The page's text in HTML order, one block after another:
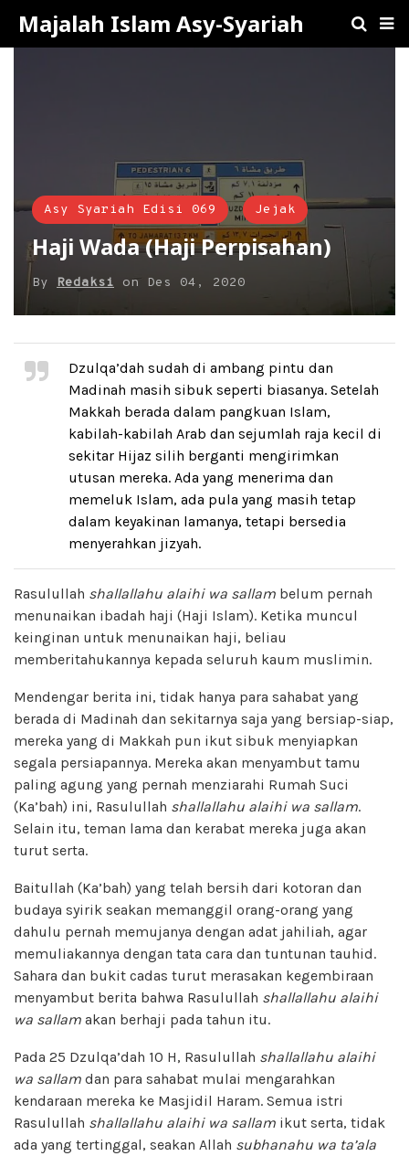
Majalah Islam Asy-Syariah
Asy Syariah Edisi 069 Jejak
Haji Wada (Haji Perpisahan)
By Redaksi on Des 04, 2020
Dzulqa’dah sudah di ambang pintu dan
Madinah masih sibuk seperti biasanya. Setelah
Makkah berada dalam pangkuan Islam,
kabilah-kabilah Arab dan sejumlah raja kecil di
sekitar Hijaz silih berganti mengirimkan
utusan mereka. Ada yang menerima dan
memeluk Islam, ada pula yang masih tetap
dalam keyakinan lamanya, tetapi bersedia
menyerahkan jizyah.
Rasulullah shallallahu alaihi wa sallam belum pernah
menunaikan ibadah haji (Haji Islam). Ketika muncul
keinginan untuk menunaikan haji, beliau
memberitahukannya kepada seluruh kaum muslimin.
Mendengar berita ini, tidak hanya para sahabat yang
berada di Madinah dan sekitarnya saja yang bersiap-siap,
mereka yang di Makkah pun ikut sibuk menyiapkan
segala persiapannya. Mereka akan menyambut tamu
paling agung yang pernah menziarahi Rumah Suci
(Ka’bah) ini, Rasulullah shallallahu alaihi wa sallam.
Selain itu, teman lama dan kerabat mereka juga akan
turut serta.
Baitullah (Ka’bah) yang telah bersih dari kotoran dan
budaya syirik seakan memanggil orang-orang yang
dahulu pernah memujanya dengan adat jahiliah, agar
memuliakannya dengan tata cara dan tuntunan tauhid.
Sahara dan bukit cadas turut merasakan kegembiraan
menyambut berita bahwa Rasulullah shallallahu alaihi
wa sallam akan berhaji pada tahun itu.
Pada 25 Dzulqa’dah 10 H, Rasulullah shallallahu alaihi
wa sallam dan para sahabat mulai mengarahkan
kendaraan mereka ke Masjidil Haram. Semua istri
Rasulullah shallallahu alaihi wa sallam ikut serta, tidak
ada yang tertinggal, seakan Allah subhanahu wa ta’ala